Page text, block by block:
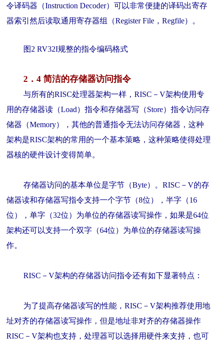
令译码器（Instruction Decoder）可以非常便捷的译码出寄存
器索引然后读取通用寄存器组（Register File，Regfile）。
图2 RV32I规整的指令编码格式
2．4 简洁的存储器访问指令
与所有的RISC处理器架构一样，RISC－V架构使用专
用的存储器读（Load）指令和存储器写（Store）指令访问存
储器（Memory），其他的普通指令无法访问存储器，这种
架构是RISC架构的常用的一个基本策略，这种策略使得处理
器核的硬件设计变得简单。
存储器访问的基本单位是字节（Byte）。RISC－V的存
储器读和存储器写指令支持一个字节（8位），半字（16
位），单字（32位）为单位的存储器读写操作，如果是64位
架构还可以支持一个双字（64位）为单位的存储器读写操
作。
RISC－V架构的存储器访问指令还有如下显著特点：
为了提高存储器读写的性能，RISC－V架构推荐使用地
址对齐的存储器读写操作，但是地址非对齐的存储器操作
RISC－V架构也支持，处理器可以选择用硬件来支持，也可